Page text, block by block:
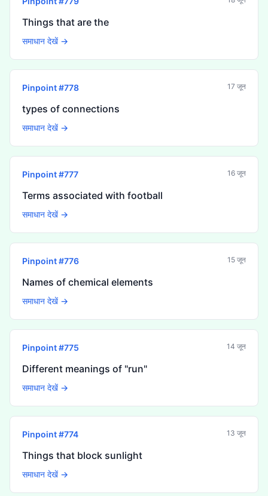
Things that are the
समाधान देखें →
Pinpoint #778 17 जून
types of connections
समाधान देखें →
Pinpoint #777 16 जून
Terms associated with football
समाधान देखें →
Pinpoint #776 15 जून
Names of chemical elements
समाधान देखें →
Pinpoint #775 14 जून
Different meanings of "run"
समाधान देखें →
Pinpoint #774 13 जून
Things that block sunlight
समाधान देखें →